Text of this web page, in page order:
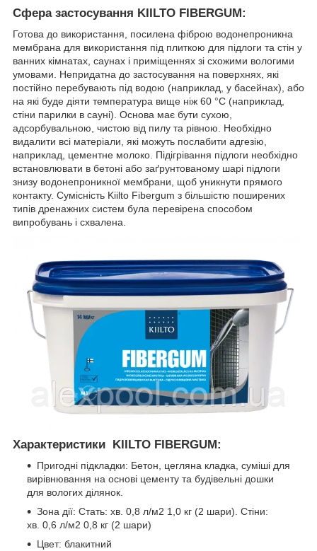
Сфера застосування KIILTO FIBERGUM:
Готова до використання, посилена фіброю водонепроникна
мембрана для використання під плиткою для підлоги та стін у
ванних кімнатах, саунах і приміщеннях зі схожими вологими
умовами. Непридатна до застосування на поверхнях, які
постійно перебувають під водою (наприклад, у басейнах), або
на які буде діяти температура вище ніж 60 °C (наприклад,
стіни парилки в сауні). Основа має бути сухою,
адсорбувальною, чистою від пилу та рівною. Необхідно
видалити всі матеріали, які можуть послабити адгезію,
наприклад, цементне молоко. Підігрівання підлоги необхідно
встановлювати в бетоні або заґрунтованому шарі підлоги
знизу водонепроникної мембрани, щоб уникнути прямого
контакту. Сумісність Kiilto Fibergum з більшістю поширених
типів дренажних систем була перевірена способом
випробувань і схвалена.
Характеристики KIILTO FIBERGUM:
Пригодні підкладки: Бетон, цегляна кладка, суміші для
вирівнювання на основі цементу та будівельні дошки
для вологих ділянок.
Зона дії: Стать: хв. 0,8 л/м2 1,0 кг (2 шари). Стіни:
хв. 0,6 л/м2 0,8 кг (2 шари)
Цвет: блакитний